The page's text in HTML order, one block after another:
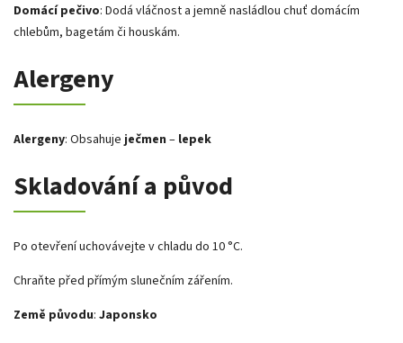
Domácí pečivo: Dodá vláčnost a jemně nasládlou chuť domácím
chlebům, bagetám či houskám.
Alergeny
Alergeny: Obsahuje ječmen – lepek
Skladování a původ
Po otevření uchovávejte v chladu do 10 °C.
Chraňte před přímým slunečním zářením.
Země původu: Japonsko